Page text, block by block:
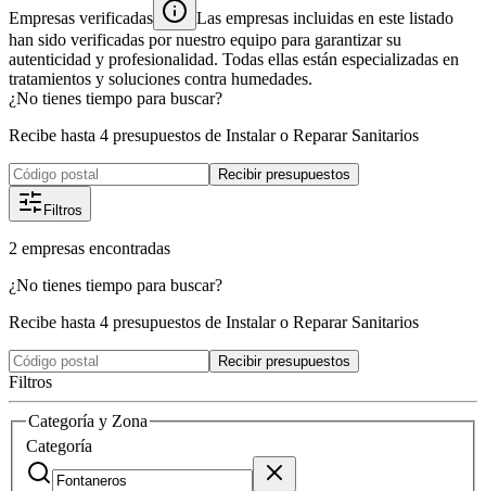
Empresas verificadas
Las empresas incluidas en este listado
han sido verificadas por nuestro equipo para garantizar su
autenticidad y profesionalidad. Todas ellas están especializadas en
tratamientos y soluciones contra humedades.
¿No tienes tiempo para buscar?
Recibe hasta 4 presupuestos de Instalar o Reparar Sanitarios
Recibir presupuestos
Filtros
2 empresas encontradas
¿No tienes tiempo para buscar?
Recibe hasta 4 presupuestos de Instalar o Reparar Sanitarios
Recibir presupuestos
Filtros
Categoría y Zona
Categoría